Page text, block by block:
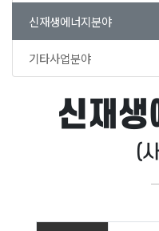
신재생에너지분야
기타사업분야
신재생
(